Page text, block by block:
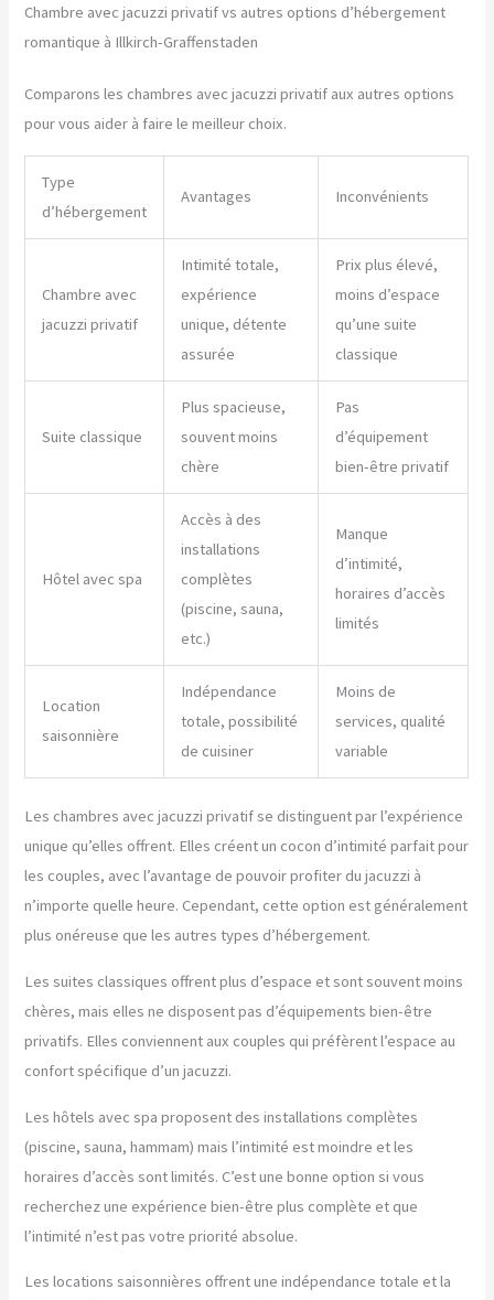
Chambre avec jacuzzi privatif vs autres options d’hébergement
romantique à Illkirch-Graffenstaden
Comparons les chambres avec jacuzzi privatif aux autres options
pour vous aider à faire le meilleur choix.
Type
d’hébergement
Avantages Inconvénients
Chambre avec
jacuzzi privatif
Intimité totale,
expérience
unique, détente
assurée
Prix plus élevé,
moins d’espace
qu’une suite
classique
Suite classique
Plus spacieuse,
souvent moins
chère
Pas
d’équipement
bien-être privatif
Hôtel avec spa
Accès à des
installations
complètes
(piscine, sauna,
etc.)
Manque
d’intimité,
horaires d’accès
limités
Location
saisonnière
Indépendance
totale, possibilité
de cuisiner
Moins de
services, qualité
variable
Les chambres avec jacuzzi privatif se distinguent par l’expérience
unique qu’elles offrent. Elles créent un cocon d’intimité parfait pour
les couples, avec l’avantage de pouvoir profiter du jacuzzi à
n’importe quelle heure. Cependant, cette option est généralement
plus onéreuse que les autres types d’hébergement.
Les suites classiques offrent plus d’espace et sont souvent moins
chères, mais elles ne disposent pas d’équipements bien-être
privatifs. Elles conviennent aux couples qui préfèrent l’espace au
confort spécifique d’un jacuzzi.
Les hôtels avec spa proposent des installations complètes
(piscine, sauna, hammam) mais l’intimité est moindre et les
horaires d’accès sont limités. C’est une bonne option si vous
recherchez une expérience bien-être plus complète et que
l’intimité n’est pas votre priorité absolue.
Les locations saisonnières offrent une indépendance totale et la